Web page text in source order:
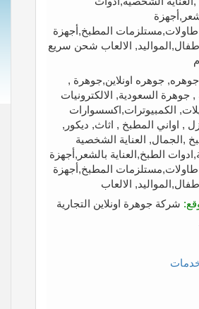
المطبخ,أجهزة
الالعاب شحن سريع
جوهره, جوهره اونلاين,جوهرة ,
جوهرة السعودية, الالكترونيات
الكمبيوترات,اكسسوارات
, اواني المطبخ , اثاث, ديكور,
,الجمال, العناية الشخصية
الطبخ,العناية بالشعر,أجهزة
المطبخ,أجهزة
الالعاب
شركة جوهرة اونلاين التجارية